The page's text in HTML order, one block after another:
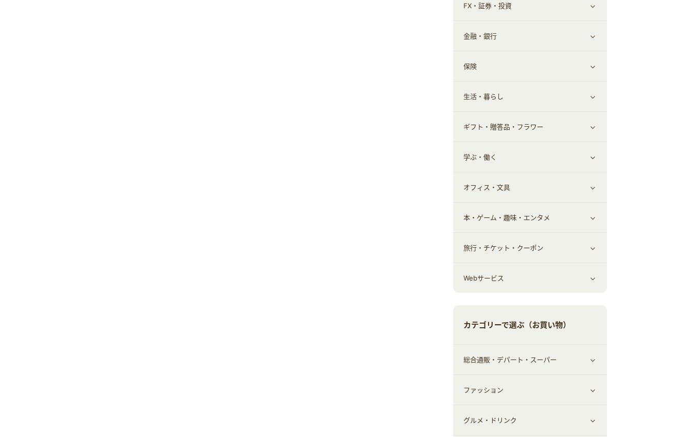
家電・パソコン・ソフトウェア
通信・レンタルサーバー
スマホ・携帯電話・SIM
定額制有料コンテンツ
すべて見る
クレジットカード
FX・証券・投資
すべて見る
証券
仮想通貨
その他投資
金融・銀行
銀行・ネット銀行
キャッシング・ローン
その他金融
保険
すべて見る
保険相談・面談
生活・暮らし
すべて見る
住まい・暮らし
不動産
引越し
エコ・エネルギー
車情報・カーシェア・レンタル
ギフト・贈答品・フラワー
すべて見る
ギフト・贈答品
学ぶ・働く
すべて見る
習い事・学習・学校
仕事・転職
オフィス・文具
すべて見る
オフィス・文具
本・ゲーム・趣味・エンタメ
すべて見る
ゲーム・趣味
旅行・チケット・クーポン
すべて見る
Webサービス
カテゴリーで選ぶ（お買い物）
総合通販・デパート・スーパー
すべて見る
総合通販
ファッション
すべて見る
グルメ・ドリンク